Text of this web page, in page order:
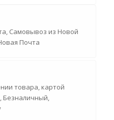
Самовывоз из Новой
Почта
товара, картой
Безналичный,